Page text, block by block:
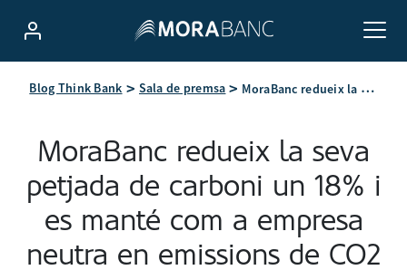
Blog Think Bank Sala de premsa MoraBanc redueix la seva petjada de carboni un 18% i es manté com a empresa neutra en emissions de CO2
MoraBanc redueix la seva
petjada de carboni un 18% i
es manté com a empresa
neutra en emissions de CO2